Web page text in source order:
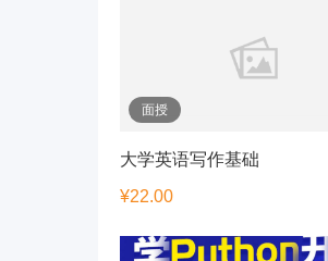
面授
大学英语写作基础
¥22.00